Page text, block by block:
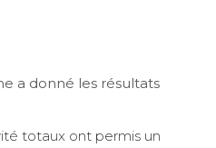
a donné les résultats
totaux ont permis un